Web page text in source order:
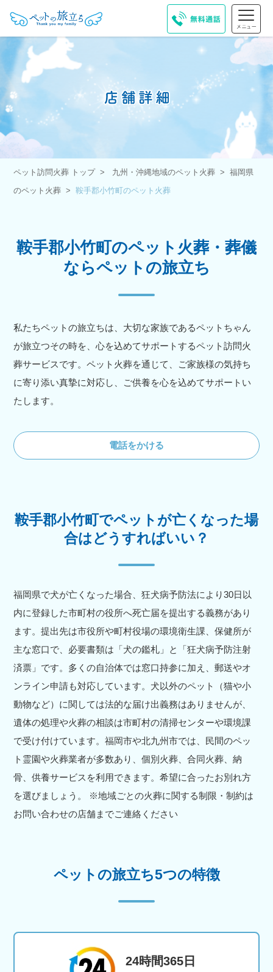
ペット訪問火葬 トップ 九州・沖縄地域のペット火葬
福岡県
のペット火葬
鞍手郡小竹町のペット火葬
鞍手郡小竹町のペット火葬・葬儀
ならペットの旅立ち
私たちペットの旅立ちは、大切な家族であるペットちゃん
が旅立つその時を、心を込めてサポートするペット訪問火
葬サービスです。ペット火葬を通じて、ご家族様の気持ち
に寄り添い真摯に対応し、ご供養を心を込めてサポートい
たします。
電話をかける
鞍手郡小竹町でペットが亡くなった場
合はどうすればいい？
福岡県で犬が亡くなった場合、狂犬病予防法により30日以
内に登録した市町村の役所へ死亡届を提出する義務があり
ます。提出先は市役所や町村役場の環境衛生課、保健所が
主な窓口で、必要書類は「犬の鑑札」と「狂犬病予防注射
済票」です。多くの自治体では窓口持参に加え、郵送やオ
ンライン申請も対応しています。犬以外のペット（猫や小
動物など）に関しては法的な届け出義務はありませんが、
遺体の処理や火葬の相談は市町村の清掃センターや環境課
で受け付けています。福岡市や北九州市では、民間のペッ
ト霊園や火葬業者が多数あり、個別火葬、合同火葬、納
骨、供養サービスを利用できます。希望に合ったお別れ方
を選びましょう。 ※地域ごとの火葬に関する制限・制約は
お問い合わせの店舗までご連絡ください
ペットの旅立ち5つの特徴
24時間365日